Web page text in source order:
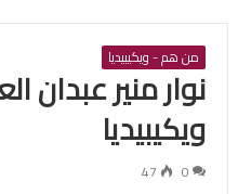
من هم - ويكيبيديا
‏نوار منير عبدان
ويكيبيديا
0
47